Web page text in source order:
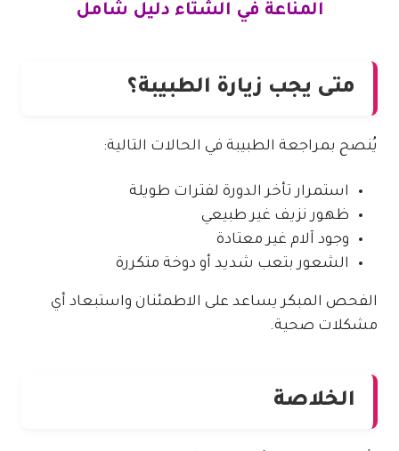
المناعة في الشتاء دليل شامل
متى يجب زيارة الطبيبة؟
يُنصح بمراجعة الطبيبة في الحالات التالية:
استمرار تأخر الدورة لفترات طويلة
ظهور نزيف غير طبيعي
وجود آلام غير معتادة
الشعور بتعب شديد أو دوخة متكررة
الفحص المبكر يساعد على الاطمئنان واستبعاد أي
مشكلات صحية.
الخلاصة